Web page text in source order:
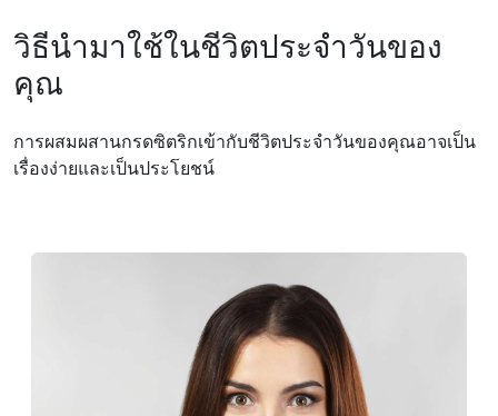
วิธีนำมาใช้ในชีวิตประจำวันของ
คุณ
การผสมผสานกรดซิตริกเข้ากับชีวิตประจําวันของคุณอาจเป็น
เรื่องง่ายและเป็นประโยชน์